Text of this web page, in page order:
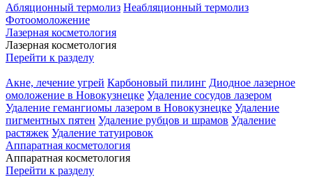
Абляционный термолиз Неабляционный термолиз
Фотоомоложение
Лазерная косметология
Лазерная косметология
Перейти к разделу
Акне, лечение угрей Карбоновый пилинг Диодное лазерное
омоложение в Новокузнецке Удаление сосудов лазером
Удаление гемангиомы лазером в Новокузнецке Удаление
пигментных пятен Удаление рубцов и шрамов Удаление
растяжек Удаление татуировок
Аппаратная косметология
Аппаратная косметология
Перейти к разделу